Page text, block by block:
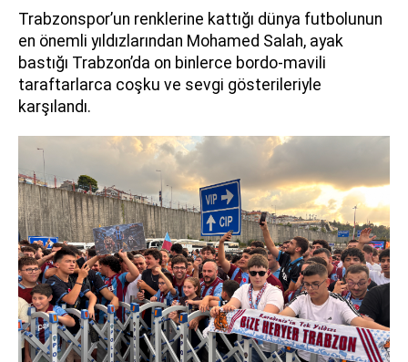
Trabzonspor’un renklerine kattığı dünya futbolunun
en önemli yıldızlarından Mohamed Salah, ayak
bastığı Trabzon’da on binlerce bordo-mavili
taraftarlarca coşku ve sevgi gösterileriyle
karşılandı.